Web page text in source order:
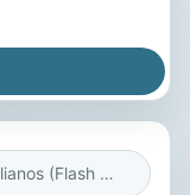
Cuatro cuentos italianos (Flash Relatos)